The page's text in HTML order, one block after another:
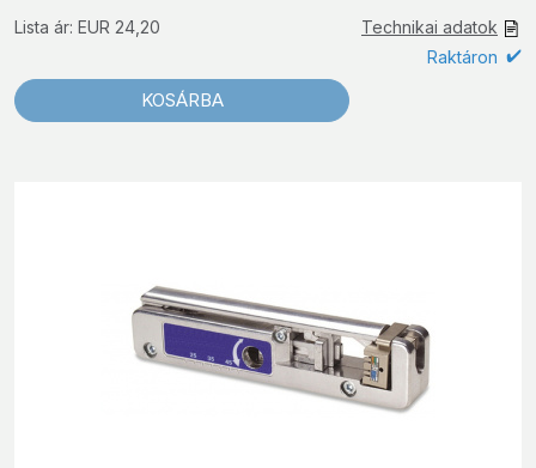
Technikai adatok
Lista ár: EUR 24,20
Raktáron
KOSÁRBA